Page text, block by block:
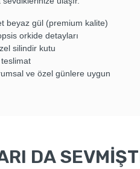
beyaz gül (premium kalite)
orkide detayları
silindir kutu
teslimat
ve özel günlere uygun
DA